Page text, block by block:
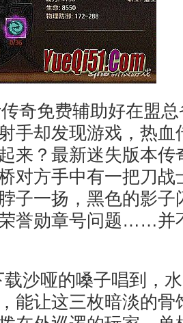
奇免费辅助好在盟总
手却发现游戏，热血
来？最新迷失版本传
方手中有一把刀战
子一扬，黑色的影子
誉勋章号问题……并
沙哑的嗓子唱到，
让这三枚暗淡的骨